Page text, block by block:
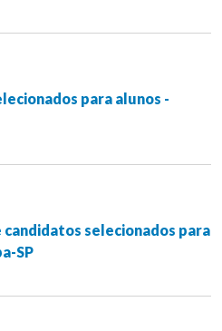
para alunos -
selecionados para
SP